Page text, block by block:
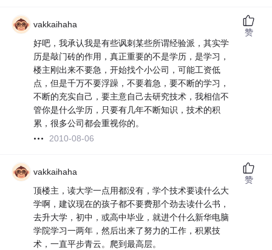
vakkaihaha
好吧，我承认我是有些讽刺某些所谓经验派，其实学
历是敲门砖的作用，真正重要的不是学历，是学习，
楼主刚出来不要急，开始找个小公司，可能工资低
点，但是千万不要浮躁，不要着急，要不断的学习，
不断的充实自己，要主意自己去研究技术，我相信不
管你是什么学历，只要有几年不断知识，技术的积
累，很多公司都会重视你的。
2010-08-06
赞
vakkaihaha
顶楼主，读大学一点用都没有，学个技术要读什么大
学啊，建议现在的孩子都不要费那个劲去读什么书，
去升大学，初中，或高中毕业，就进个什么新华电脑
学院学习一两年，然后出来了努力的工作，积累技
术，一直平步青云。爬到最高层。
赞